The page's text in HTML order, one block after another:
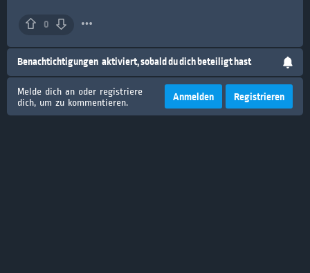
0
Benachtichtigungen aktiviert, sobald du dich beteiligt hast
Melde dich an oder registriere
dich, um zu kommentieren.
Anmelden Registrieren